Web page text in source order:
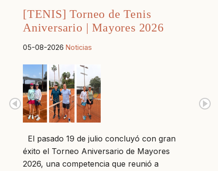
[TENIS] Torneo de Tenis
Aniversario | Mayores 2026
05-08-2026 Noticias
El pasado 19 de julio concluyó con gran
éxito el Torneo Aniversario de Mayores
2026, una competencia que reunió a